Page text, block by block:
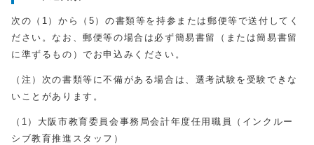
次の（ 1 ）から（ 5 ）の書類等を持参または郵便等で送付してく
ださい。なお、郵便等の場合は必ず簡易書留（または簡易書留
に準ずるもの）でお申込みください。
（注）次の書類等に不備がある場合は、選考試験を受験できな
いことがあります。
（ 1 ）大阪市教育委員会事務局会計年度任用職員（インクルー
シブ教育推進スタッフ）